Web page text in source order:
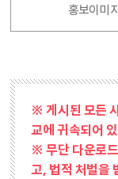
홍보이미
※ 게시된 모든
교에 귀속되어
※ 무단 다운로
고, 법적 처벌을